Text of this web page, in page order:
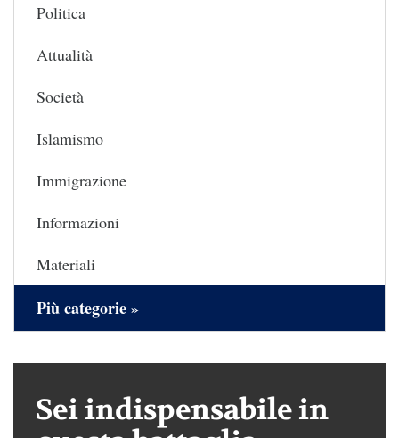
Politica
Attualità
Società
Islamismo
Immigrazione
Informazioni
Materiali
Più categorie »
Sei indispensabile in